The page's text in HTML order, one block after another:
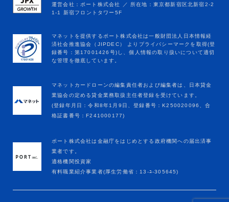
マネットカードローンの編集責任者および編集者は、日本貸金
業協会の定める貸金業務取扱主任者登録を受けています。
(登録年月日：令和8年1月9日、登録番号：K250020096、合
格証書番号：F241000177)
ポート株式会社は金融庁をはじめとする政府機関への届出済事
業者です。
適格機関投資家
有料職業紹介事業者(厚生労働省：13-ﾕ-305645)